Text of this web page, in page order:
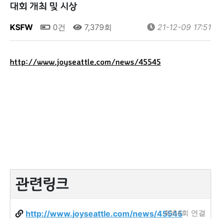
대회 개최 및 시상
KSFW 0건 7,379회 21-12-09 17:51
http://www.joyseattle.com/news/45545
관련링크
http://www.joyseattle.com/news/455454064회 연결